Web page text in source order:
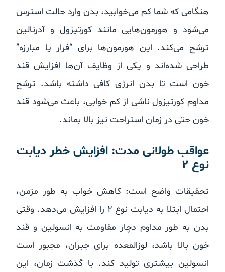
هنگامی که شما کم می‌خوابید، بدن وارد حالت استرس
می‌شود و هورمون‌هایی مانند کورتیزول و آدرنالین
ترشح می‌کند. این هورمون‌ها برای “فرار یا مبارزه”
طراحی شده‌اند و یکی از وظایف آن‌ها افزایش قند
خون است تا بدن انرژی کافی داشته باشد. ترشح
مداوم کورتیزول ناشی از کم خوابی، باعث می‌شود قند
خون حتی در زمان استراحت نیز بالا بماند.
عواقب طولانی مدت: افزایش خطر دیابت
نوع ۲
تحقیقات واضح است: کاهش خواب به طور مزمن،
احتمال ابتلا به دیابت نوع ۲ را افزایش می‌دهد. وقتی
بدن به طور مداوم دچار مقاومت به انسولین و قند
خون بالا باشد، لوزالمعده برای جبران، مجبور است
انسولین بیشتری تولید کند. با گذشت زمان، این